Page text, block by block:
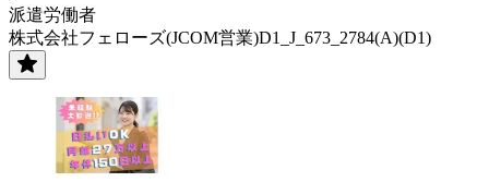
派遣労働者
株式会社フェローズ(JCOM営業)D1_J_673_2784(A)(D1)